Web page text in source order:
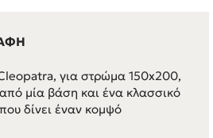
για στρώμα 150x200,
από μία βάση και ένα κλασσικό
δίνει έναν κομψό